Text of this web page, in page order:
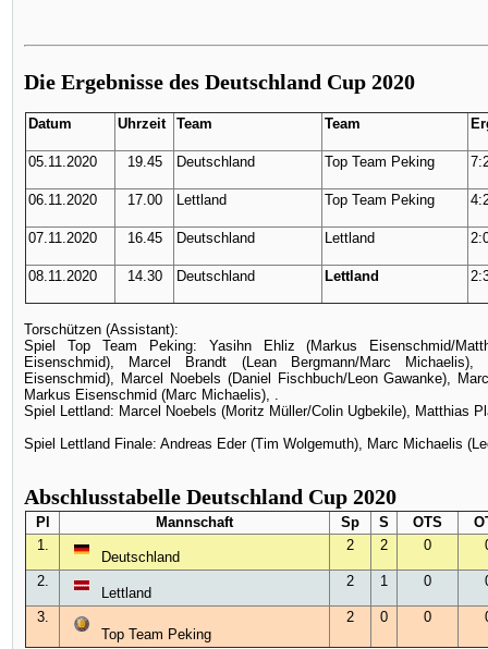
Die Ergebnisse des Deutschland Cup 2020
Datum Uhrzeit Team Team
05.11.2020 19.45 Deutschland Top Team Peking
06.11.2020 17.00 Lettland Top Team Peking
07.11.2020 16.45 Deutschland Lettland
08.11.2020 14.30 Deutschland Lettland
Torschützen (Assistant):
Spiel Top Team Peking: Yasihn Ehliz (Markus Eisenschmid/
Eisenschmid), Marcel Brandt (Lean Bergmann/Marc
Eisenschmid), Marcel Noebels (Daniel Fischbuch/Leon Gawanke),
Markus Eisenschmid (Marc Michaelis), .
Spiel Lettland: Marcel Noebels (Moritz Müller/Colin Ugbekile), Matthias
Spiel Lettland Finale: Andreas Eder (Tim Wolgemuth), Marc Michaelis
Abschlusstabelle Deutschland Cup 2020
Pl Mannschaft Sp S OTS
1.
Deutschland
2 2 0
2.
Lettland
2 1 0
3.
Top Team Peking
2 0 0